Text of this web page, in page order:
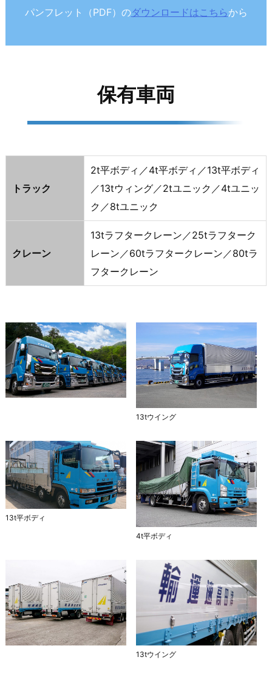
パンフレット（PDF）のダウンロードはこちらから
保有車両
トラック
2t平ボディ／4t平ボディ／13t平ボディ
／13tウィング／2tユニック／4tユニッ
ク／8tユニック
クレーン
13tラフタークレーン／25tラフターク
レーン／60tラフタークレーン／80tラ
フタークレーン
13tウイング
13t平ボディ
4t平ボディ
13tウイング